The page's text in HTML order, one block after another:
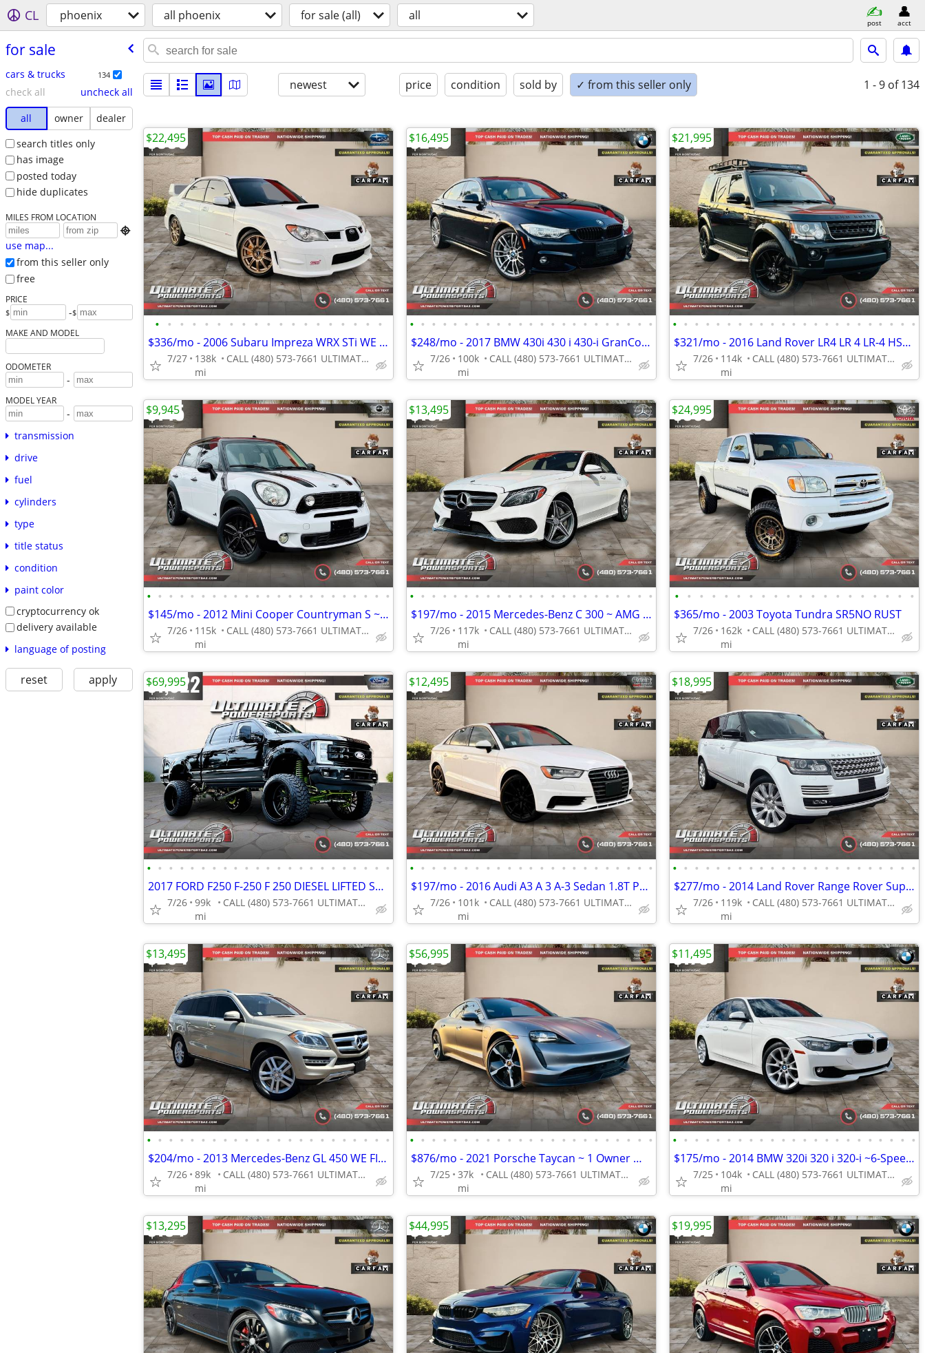
CL phoenix all phoenix for sale (all) all post acct
for sale
cars & trucks 134
check all
uncheck all
all
owner
dealer
search titles only
has image
posted today
hide duplicates
MILES FROM LOCATION

use map...
from this seller only
free
PRICE
$ -$
MAKE AND MODEL
ODOMETER
-
MODEL YEAR
-
transmission
drive
fuel
cylinders
type
title status
condition
paint color
cryptocurrency ok
delivery available
language of posting
reset apply
newest price condition sold by ✓ from this seller only 1 - 9 of 134
• • • • • • • • • • • • • • • • • • •
$336/mo - 2006 Subaru Impreza WRX STi WE FINANCE ALL CREDIT! DRIVE TOD
7/27
138k
mi
CALL (480) 573-7661 ULTIMATE POWERSPORTS
$22,495
• • • • • • • • • • • • • • • • • • • • • • •
$248/mo - 2017 BMW 430i 430 i 430-i GranCoupe M Sport WE FINANCE ALL C
7/26
100k
mi
CALL (480) 573-7661 ULTIMATE POWERSPORTS
$16,495
• • • • • • • • • • • • • • • • • • • • • • •
$321/mo - 2016 Land Rover LR4 LR 4 LR-4 HSE WE FINANCE ALL CREDIT! DRI
7/26
114k
mi
CALL (480) 573-7661 ULTIMATE POWERSPORTS
$21,995
• • • • • • • • • • • • • • • • • • • • • • •
$145/mo - 2012 Mini Cooper Countryman S ~ 1 Owner WE FINANCE ALL CREDI
7/26
115k
mi
CALL (480) 573-7661 ULTIMATE POWERSPORTS
$9,945
• • • • • • • • • • • • • • • • • • • • • • •
$197/mo - 2015 Mercedes-Benz C 300 ~ AMG Pkg WE FINANCE ALL CREDIT! DR
7/26
117k
mi
CALL (480) 573-7661 ULTIMATE POWERSPORTS
$13,495
• • • • • • • • • • • • • • • • • • • •
$365/mo - 2003 Toyota Tundra SR5NO RUST
7/26
162k
mi
CALL (480) 573-7661 ULTIMATE POWERSPORTS
$24,995
• • • • • • • • • • • • • • • • • • • • • • •
2017 FORD F250 F-250 F 250 DIESEL LIFTED SEMA SHOW TRUCK WOW!
7/26 99k
mi
CALL (480) 573-7661 ULTIMATE POWERSPORTS
$69,995
• • • • • • • • • • • • • • • • • • • • • • •
$197/mo - 2016 Audi A3 A 3 A-3 Sedan 1.8T Premium WE FINANCE ALL CREDI
7/26
101k
mi
CALL (480) 573-7661 ULTIMATE POWERSPORTS
$12,495
• • • • • • • • • • • • • • • • • • • • • • •
$277/mo - 2014 Land Rover Range Rover Supercharged LWB WE FINANCE ALL
7/26
119k
mi
CALL (480) 573-7661 ULTIMATE POWERSPORTS
$18,995
• • • • • • • • • • • • • • • • • • • • • • •
$204/mo - 2013 Mercedes-Benz GL 450 WE FINANCE ALL CREDIT! DRIVE TODA
7/26 89k
mi
CALL (480) 573-7661 ULTIMATE POWERSPORTS
$13,495
• • • • • • • • • • • • • • • • • • • • • • •
$876/mo - 2021 Porsche Taycan ~ 1 Owner WE FINANCE ALL CREDIT! DRIVE T
7/25
37k
mi
CALL (480) 573-7661 ULTIMATE POWERSPORTS
$56,995
• • • • • • • • • • • • • • • • • • • • • • •
$175/mo - 2014 BMW 320i 320 i 320-i ~6-Speed Manual WE FINANCE ALL CRE
7/25
104k
mi
CALL (480) 573-7661 ULTIMATE POWERSPORTS
$11,495
$13,295 $44,995 $19,995